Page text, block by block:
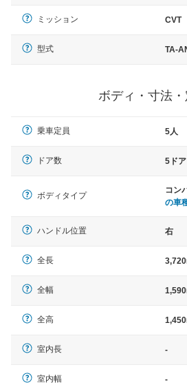
ミッション CVT
型式 TA-
ボディ・寸法・
乗車定員 5人
ドア数 5ドア
ボディタイプ
コン
の車
ハンドル位置 右
全長
全幅
全高
室内長 -
室内幅 -